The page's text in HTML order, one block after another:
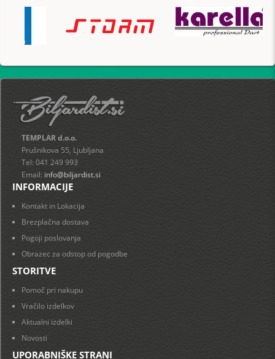
TEMPLAR d.o.o.
Prušnikova 55, Ljubljana
Tel: 041 249 993
Email: info@biljardist.si
INFORMACIJE
Kontakt in Lokacija
Brezplačna dostava
Pogoji poslovanja
Obrazec za odstop od pogodbe
STORITVE
Pomoč pri nakupu
Vračilo izdelkov
Aktualni izdelki
Novosti
UPORABNIŠKE STRANI